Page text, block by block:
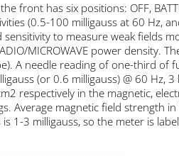
A knob on the front has six positions:
field sensitivities (0.5-100 milligauss
the second sensitivity to measure
field and RADIO/MICROWAVE
(needle type). A needle reading of
either 3 milligauss (or 0.6 milligauss)
0.04 mW/cm2 respectively in the
field settings. Average magnetic
and offices is 1-3 milligauss, so the